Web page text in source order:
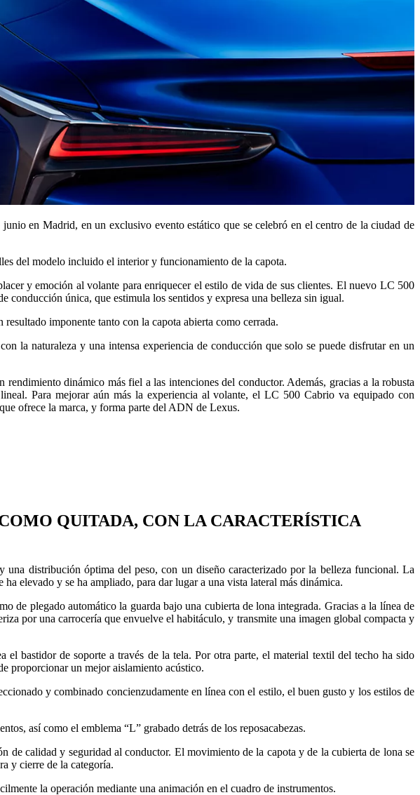
en Madrid, en un exclusivo evento estático que se celebró en el centro de la ciudad de
del modelo incluido el interior y funcionamiento de la capota.
y emoción al volante para enriquecer el estilo de vida de sus clientes. El nuevo LC 500
única, que estimula los sentidos y expresa una belleza sin igual.
imponente tanto con la capota abierta como cerrada.
la naturaleza y una intensa experiencia de conducción que solo se puede disfrutar en un
dinámico más fiel a las intenciones del conductor. Además, gracias a la robusta
Para mejorar aún más la experiencia al volante, el LC 500 Cabrio va equipado con
ofrece la marca, y forma parte del ADN de Lexus.
QUITADA, CON LA CARACTERÍSTICA
distribución óptima del peso, con un diseño caracterizado por la belleza funcional. La
elevado y se ha ampliado, para dar lugar a una vista lateral más dinámica.
de plegado automático la guarda bajo una cubierta de lona integrada. Gracias a la línea de
por una carrocería que envuelve el habitáculo, y transmite una imagen global compacta y
bastidor de soporte a través de la tela. Por otra parte, el material textil del techo ha sido
proporcionar un mejor aislamiento acústico.
y combinado concienzudamente en línea con el estilo, el buen gusto y los estilos de
así como el emblema “L” grabado detrás de los reposacabezas.
calidad y seguridad al conductor. El movimiento de la capota y de la cubierta de lona se
y cierre de la categoría.
la operación mediante una animación en el cuadro de instrumentos.